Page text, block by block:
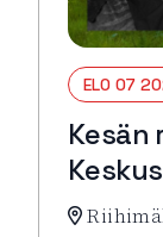
ELO 07
Kesän